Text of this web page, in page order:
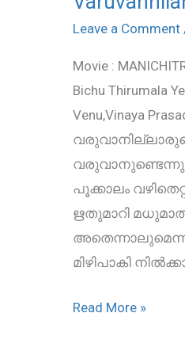
Leave a Comment
Movie :
Bichu Thirumala
Venu,Vinaya
വരുവാനുണ്ടെന്നു
പൂക്കാലം
ഋതുമാറി
മിഴിപാകി
Song
From
Manichitrathazhu
Read More »